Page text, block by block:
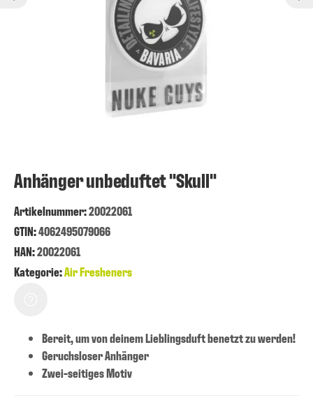
Anhänger unbeduftet "Skull"
Artikelnummer:20022061
GTIN:4062495079066
HAN:20022061
Kategorie:Air Fresheners
Bereit, um von deinem Lieblingsduft benetzt zu werden!
Geruchsloser Anhänger
Zwei-seitiges Motiv